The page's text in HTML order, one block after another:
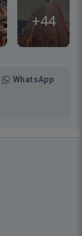
+44
WhatsApp